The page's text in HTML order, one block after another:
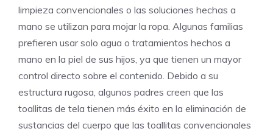
limpieza convencionales o las soluciones hechas a
mano se utilizan para mojar la ropa. Algunas familias
prefieren usar solo agua o tratamientos hechos a
mano en la piel de sus hijos, ya que tienen un mayor
control directo sobre el contenido. Debido a su
estructura rugosa, algunos padres creen que las
toallitas de tela tienen más éxito en la eliminación de
sustancias del cuerpo que las toallitas convencionales